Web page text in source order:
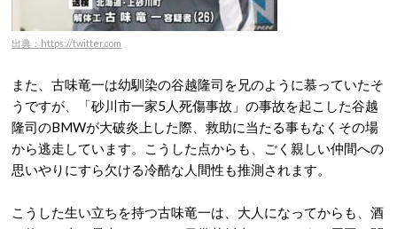
出典：https://twitter.com
また、古味竜一は幼馴染の谷越隆司を兄のように慕っていたそ
うですが、「砂川市一家5人死傷事故」の事故を起こした谷越
隆司のBMWが大破炎上した際、救助に当たる事もなくその場
から逃走しています。こうした点からも、ごく親しい仲間への
思いやりにすら欠ける冷酷な人間性も推測されます。
こうした生い立ちを持つ古味竜一は、大人になってからも、酒